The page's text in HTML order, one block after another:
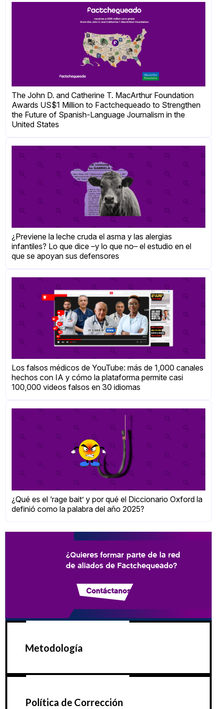
The John D. and Catherine T. MacArthur Foundation
Awards US$1 Million to Factchequeado to Strengthen
the Future of Spanish-Language Journalism in the
United States
¿Previene la leche cruda el asma y las alergias
infantiles? Lo que dice –y lo que no– el estudio en el
que se apoyan sus defensores
Los falsos médicos de YouTube: más de 1,000 canales
hechos con IA y cómo la plataforma permite casi
100,000 videos falsos en 30 idiomas
¿Qué es el ‘rage bait’ y por qué el Diccionario Oxford la
definió como la palabra del año 2025?
¿Quieres formar parte de la red
de aliados de Factchequeado?
Contáctanos
Metodología
Política de Corrección